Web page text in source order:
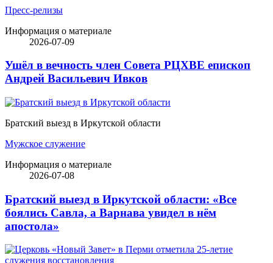
Пресс-релизы
Информация о материале
2026-07-09
Ушёл в вечность член Совета РЦХВЕ епископ
Андрей Васильевич Ивков
Братский выезд в Иркутской области
Мужское служение
Информация о материале
2026-07-08
Братский выезд в Иркутской области: «Все
боялись Савла, а Варнава увидел в нём
апостола»